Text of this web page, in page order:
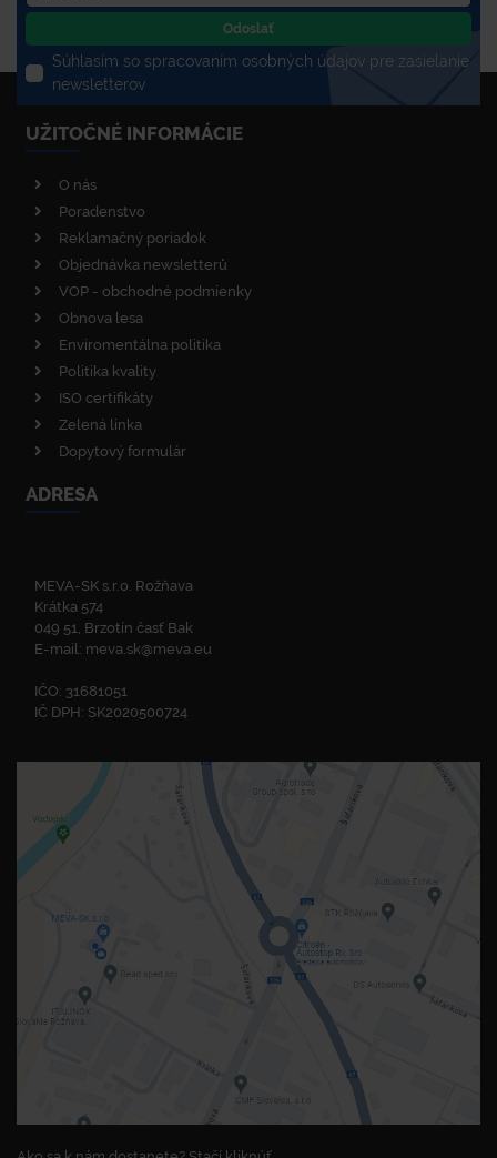
Odoslať
Súhlasím so spracovaním osobných údajov pre zasielanie
newsletterov
UŽITOČNÉ INFORMÁCIE
O nás
Poradenstvo
Reklamačný poriadok
Objednávka newsletterů
VOP - obchodné podmienky
Obnova lesa
Enviromentálna politika
Politika kvality
ISO certifikáty
Zelená linka
Dopytový formulár
ADRESA
MEVA-SK s.r.o. Rožňava
Krátka 574
049 51, Brzotín časť Bak
E-mail: meva.sk@meva.eu
IČO: 31681051
IČ DPH: SK2020500724